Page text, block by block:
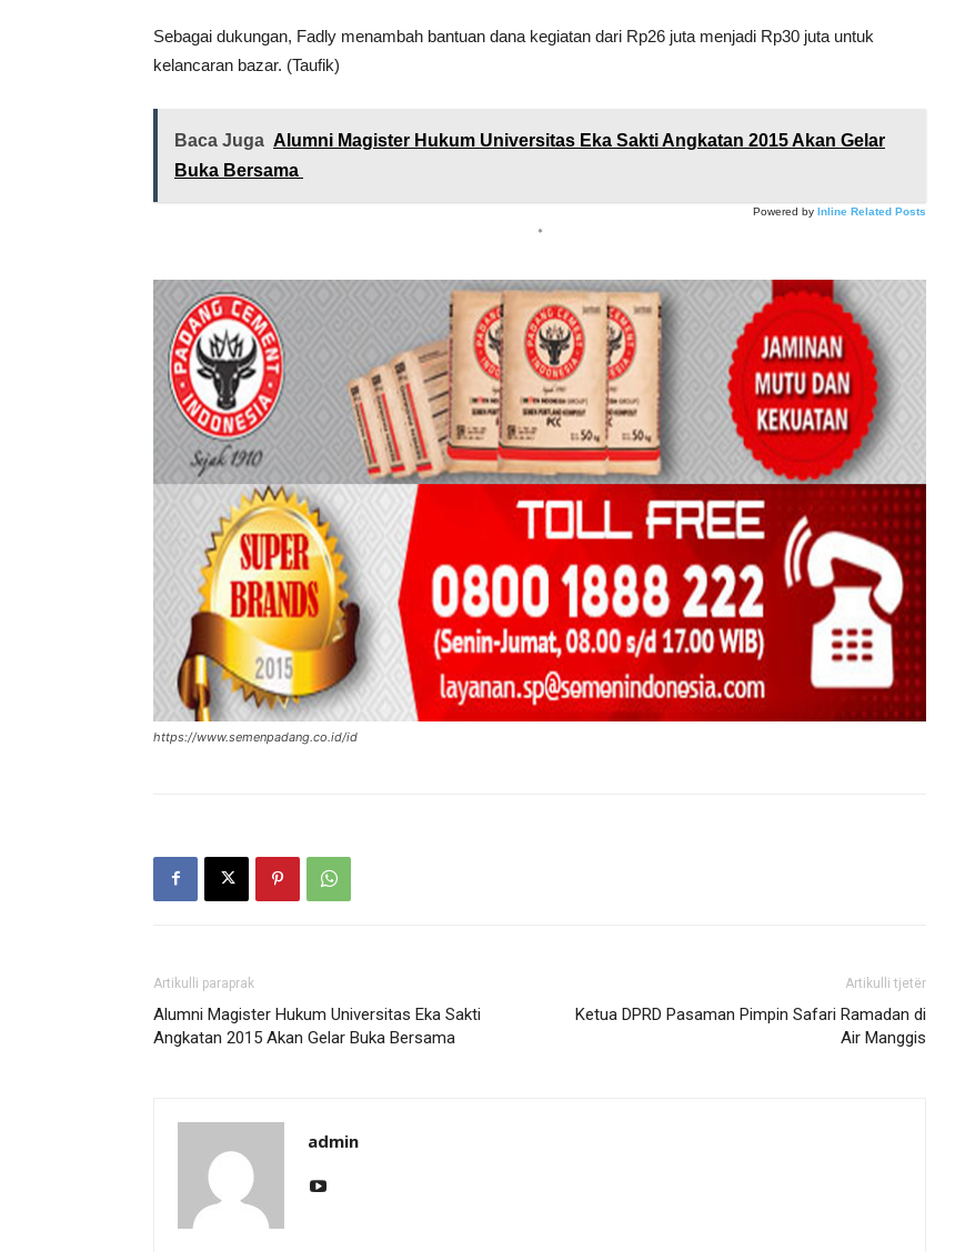
Sebagai dukungan, Fadly menambah bantuan dana kegiatan dari Rp26 juta menjadi Rp30 juta untuk
kelancaran bazar. (Taufik)
Baca Juga Alumni Magister Hukum Universitas Eka Sakti Angkatan 2015 Akan Gelar
Buka Bersama
Powered by Inline Related Posts
*
https://www.semenpadang.co.id/id
Artikulli paraprak
Alumni Magister Hukum Universitas Eka Sakti
Angkatan 2015 Akan Gelar Buka Bersama
Artikulli tjetër
Ketua DPRD Pasaman Pimpin Safari Ramadan di
Air Manggis
admin